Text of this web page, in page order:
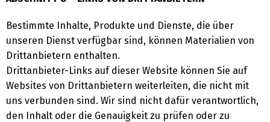
Bestimmte Inhalte, Produkte und Dienste, die über
unseren Dienst verfügbar sind, können Materialien von
Drittanbietern enthalten.
Drittanbieter-Links auf dieser Website können Sie auf
Websites von Drittanbietern weiterleiten, die nicht mit
uns verbunden sind. Wir sind nicht dafür verantwortlich,
den Inhalt oder die Genauigkeit zu prüfen oder zu